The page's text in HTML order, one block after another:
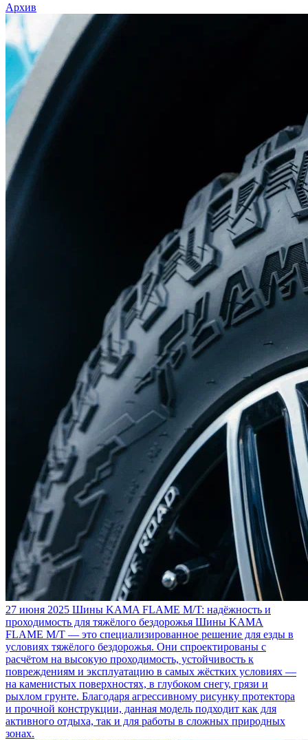
Архив
27 июня 2025 Шины KAMA FLAME M/T: надёжность и
проходимость для тяжёлого бездорожья Шины KAMA
FLAME M/T — это специализированное решение для езды в
условиях тяжёлого бездорожья. Они спроектированы с
расчётом на высокую проходимость, устойчивость к
повреждениям и эксплуатацию в самых жёстких условиях —
на каменистых поверхностях, в глубоком снегу, грязи и
рыхлом грунте. Благодаря агрессивному рисунку протектора
и прочной конструкции, данная модель подходит как для
активного отдыха, так и для работы в сложных природных
зонах.